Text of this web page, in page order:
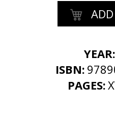
YEAR:
ISBN:
PAGES: